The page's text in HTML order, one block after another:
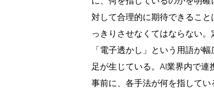
対して合理的に期待できるこ
っきりさせなくてはならない
「電子透かし」という用語が
足が生じている。AI業界内で連
事前に、各手法が何を指して